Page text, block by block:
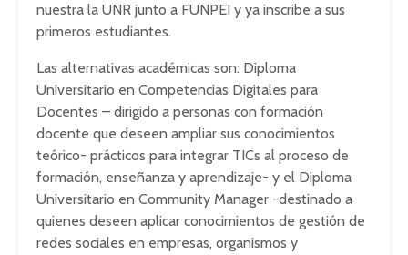
nuestra la UNR junto a FUNPEI y ya inscribe a sus
primeros estudiantes.
Las alternativas académicas son: Diploma
Universitario en Competencias Digitales para
Docentes – dirigido a personas con formación
docente que deseen ampliar sus conocimientos
teórico- prácticos para integrar TICs al proceso de
formación, enseñanza y aprendizaje- y el Diploma
Universitario en Community Manager -destinado a
quienes deseen aplicar conocimientos de gestión de
redes sociales en empresas, organismos y